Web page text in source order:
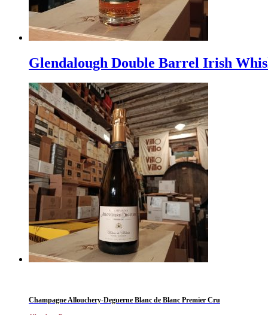
Glendalough Double Barrel Irish
Champagne Allouchery-Deguerne Blanc de Blanc Premier Cru